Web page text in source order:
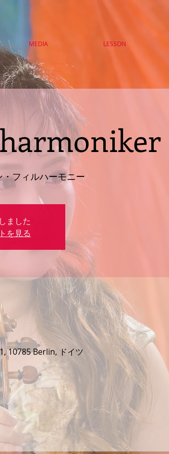
MEDIA LESSON
・フィルハーモニー
ました
を見る
10785 Berlin, ドイツ